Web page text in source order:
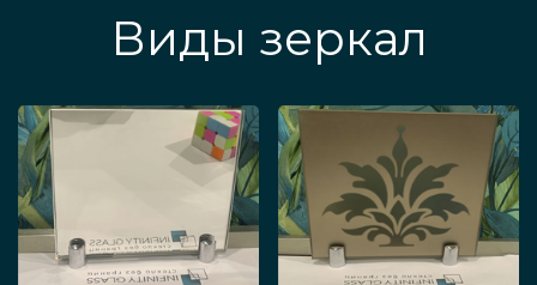
Виды зеркал